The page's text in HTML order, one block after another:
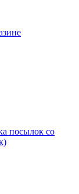
посылок со